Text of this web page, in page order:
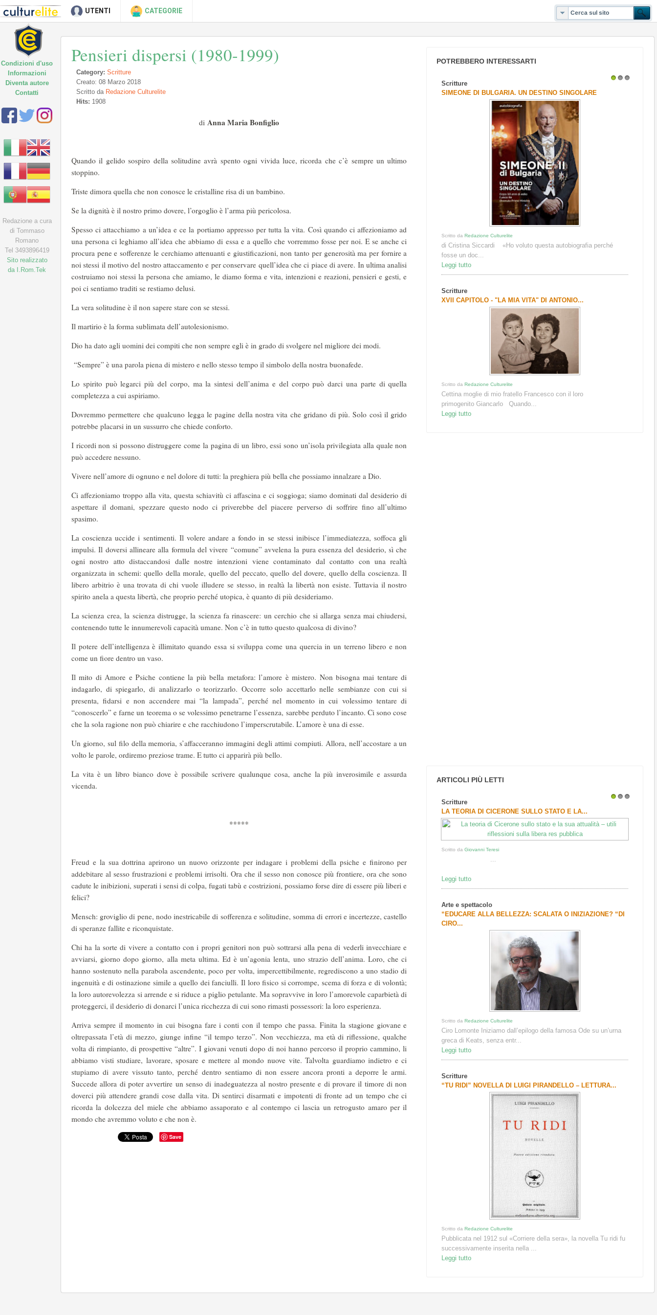
UTENTI CATEGORIE
Pensieri dispersi (1980-1999)
Category: Scritture
Creato: 08 Marzo 2018
Scritto da Redazione Culturelite
Hits: 1908
diAnna Maria Bonfiglio
Quando il gelido sospiro della solitudine avrà spento ogni vivida luce, ricorda che c’è sempre un ultimo
stoppino.
Triste dimora quella che non conosce le cristalline risa di un bambino.
Se la dignità è il nostro primo dovere, l’orgoglio è l’arma più pericolosa.
Spesso ci attacchiamo a un’idea e ce la portiamo appresso per tutta la vita. Così quando ci affezioniamo ad
una persona ci leghiamo all’idea che abbiamo di essa e a quello che vorremmo fosse per noi. E se anche ci
procura pene e sofferenze le cerchiamo attenuanti e giustificazioni, non tanto per generosità ma per fornire a
noi stessi il motivo del nostro attaccamento e per conservare quell’idea che ci piace di avere. In ultima analisi
costruiamo noi stessi la persona che amiamo, le diamo forma e vita, intenzioni e reazioni, pensieri e gesti, e
poi ci sentiamo traditi se restiamo delusi.
La vera solitudine è il non sapere stare con se stessi.
Il martirio è la forma sublimata dell’autolesionismo.
Dio ha dato agli uomini dei compiti che non sempre egli è in grado di svolgere nel migliore dei modi.
“Sempre” è una parola piena di mistero e nello stesso tempo il simbolo della nostra buonafede.
Lo spirito può legarci più del corpo, ma la sintesi dell’anima e del corpo può darci una parte di quella
completezza a cui aspiriamo.
Dovremmo permettere che qualcuno legga le pagine della nostra vita che gridano di più. Solo così il grido
potrebbe placarsi in un sussurro che chiede conforto.
I ricordi non si possono distruggere come la pagina di un libro, essi sono un’isola privilegiata alla quale non
può accedere nessuno.
Vivere nell’amore di ognuno e nel dolore di tutti: la preghiera più bella che possiamo innalzare a Dio.
Ci affezioniamo troppo alla vita, questa schiavitù ci affascina e ci soggioga; siamo dominati dal desiderio di
aspettare il domani, spezzare questo nodo ci priverebbe del piacere perverso di soffrire fino all’ultimo
spasimo.
La coscienza uccide i sentimenti. Il volere andare a fondo in se stessi inibisce l’immediatezza, soffoca gli
impulsi. Il doversi allineare alla formula del vivere “comune” avvelena la pura essenza del desiderio, sì che
ogni nostro atto distaccandosi dalle nostre intenzioni viene contaminato dal contatto con una realtà
organizzata in schemi: quello della morale, quello del peccato, quello del dovere, quello della coscienza. Il
libero arbitrio è una trovata di chi vuole illudere se stesso, in realtà la libertà non esiste. Tuttavia il nostro
spirito anela a questa libertà, che proprio perché utopica, è quanto di più desideriamo.
La scienza crea, la scienza distrugge, la scienza fa rinascere: un cerchio che si allarga senza mai chiudersi,
contenendo tutte le innumerevoli capacità umane. Non c’è in tutto questo qualcosa di divino?
Il potere dell’intelligenza è illimitato quando essa si sviluppa come una quercia in un terreno libero e non
come un fiore dentro un vaso.
Il mito di Amore e Psiche contiene la più bella metafora: l’amore è mistero. Non bisogna mai tentare di
indagarlo, di spiegarlo, di analizzarlo o teorizzarlo. Occorre solo accettarlo nelle sembianze con cui si
presenta, fidarsi e non accendere mai “la lampada”, perché nel momento in cui volessimo tentare di
“conoscerlo” e farne un teorema o se volessimo penetrarne l’essenza, sarebbe perduto l’incanto. Ci sono cose
che la sola ragione non può chiarire e che racchiudono l’imperscrutabile. L’amore è una di esse.
Un giorno, sul filo della memoria, s’affacceranno immagini degli attimi compiuti. Allora, nell’accostare a un
volto le parole, ordiremo preziose trame. E tutto ci apparirà più bello.
La vita è un libro bianco dove è possibile scrivere qualunque cosa, anche la più inverosimile e assurda
vicenda.
*****
Freud e la sua dottrina aprirono un nuovo orizzonte per indagare i problemi della psiche e finirono per
addebitare al sesso frustrazioni e problemi irrisolti. Ora che il sesso non conosce più frontiere, ora che sono
cadute le inibizioni, superati i sensi di colpa, fugati tabù e costrizioni, possiamo forse dire di essere più liberi e
felici?
Mensch: groviglio di pene, nodo inestricabile di sofferenza e solitudine, somma di errori e incertezze, castello
di speranze fallite e riconquistate.
Chi ha la sorte di vivere a contatto con i propri genitori non può sottrarsi alla pena di vederli invecchiare e
avviarsi, giorno dopo giorno, alla meta ultima. Ed è un’agonia lenta, uno strazio dell’anima. Loro, che ci
hanno sostenuto nella parabola ascendente, poco per volta, impercettibilmente, regrediscono a uno stadio di
ingenuità e di ostinazione simile a quello dei fanciulli. Il loro fisico si corrompe, scema di forza e di volontà;
la loro autorevolezza si arrende e si riduce a piglio petulante. Ma sopravvive in loro l’amorevole caparbietà di
proteggerci, il desiderio di donarci l’unica ricchezza di cui sono rimasti possessori: la loro esperienza.
Arriva sempre il momento in cui bisogna fare i conti con il tempo che passa. Finita la stagione giovane e
oltrepassata l’età di mezzo, giunge infine “il tempo terzo”. Non vecchiezza, ma età di riflessione, qualche
volta di rimpianto, di prospettive “altre”. I giovani venuti dopo di noi hanno percorso il proprio cammino, li
abbiamo visti studiare, lavorare, sposare e mettere al mondo nuove vite. Talvolta guardiamo indietro e ci
stupiamo di avere vissuto tanto, perché dentro sentiamo di non essere ancora pronti a deporre le armi.
Succede allora di poter avvertire un senso di inadeguatezza al nostro presente e di provare il timore di non
doverci più attendere grandi cose dalla vita. Di sentirci disarmati e impotenti di fronte ad un tempo che ci
ricorda la dolcezza del miele che abbiamo assaporato e al contempo ci lascia un retrogusto amaro per il
mondo che avremmo voluto e che non è.
Save
POTREBBERO INTERESSARTI
Scritture
SIMEONE DI BULGARIA. UN DESTINO SINGOLARE
Scritto daRedazione Culturelite
di Cristina Siccardi «Ho voluto questa autobiografia perché
fosse un doc...
Leggi tutto
Scritture
XVII CAPITOLO - "LA MIA VITA" DI ANTONIO...
Scritto daRedazione Culturelite
Cettina moglie di mio fratello Francesco con il loro
primogenito Giancarlo Quando...
Leggi tutto
ARTICOLI PIÙ LETTI
Scritture
LA TEORIA DI CICERONE SULLO STATO E LA...
Scritto daGiovanni Teresi
...
Leggi tutto
Arte e spettacolo
“EDUCARE ALLA BELLEZZA: SCALATA O INIZIAZIONE? “DI
CIRO...
Scritto daRedazione Culturelite
Ciro Lomonte Iniziamo dall’epilogo della famosa Ode su un’urna
greca di Keats, senza entr...
Leggi tutto
Scritture
“TU RIDI” NOVELLA DI LUIGI PIRANDELLO – LETTURA...
Scritto daRedazione Culturelite
Pubblicata nel 1912 sul «Corriere della sera», la novella Tu ridi fu
successivamente inserita nella ...
Leggi tutto
Condizioni d'uso
Informazioni
Diventa autore
Contatti
Redazione a cura
di Tommaso
Romano
Tel 3493896419
Sito realizzato
da I.Rom.Tek